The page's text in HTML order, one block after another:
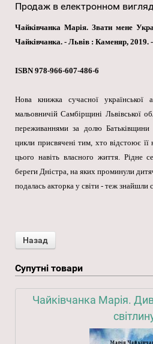
Продаж в електронном
Чайківчанка Марія. Звати мене
Чайківчанка. - Львів : Каменяр, 2019.
ISBN 978-966-607-486-6
Нова книжка сучасної української
мальовничій Самбірщині Львівської
переживаннями за долю
цикли присвячені тим, хто відстоює
цього навіть власного життя. Рідне
береги Дністра, на яких проминули
подалась акторка у світи - теж знайшли
Супутні товари
Чайківчанка Марія.